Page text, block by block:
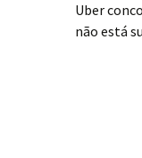
Uber
não está